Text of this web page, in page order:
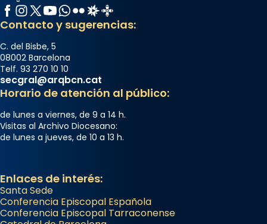
Facebook
Instagram
X / Twitter
YouTube
WhatsApp
FlickrRadio Estel
Catalunya Cristiana
Contacto y sugerencias:
C. del Bisbe, 5
08002 Barcelona
Telf. 93 270 10 10
secgral@arqbcn.cat
Horario de atención al público:
de lunes a viernes, de 9 a 14 h.
Visitas al Archivo Diocesano:
de lunes a jueves, de 10 a 13 h.
Enlaces de interés:
Santa Sede
Conferencia Episcopal Española
Conferencia Episcopal Tarraconense